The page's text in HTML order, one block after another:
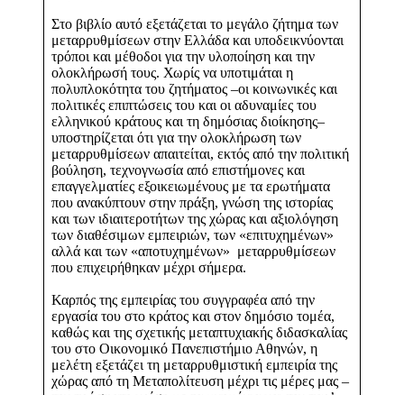
Στο βιβλίο αυτό εξετάζεται το μεγάλο ζήτημα των
μεταρρυθμίσεων στην Ελλάδα και υποδεικνύονται
τρόποι και μέθοδοι για την υλοποίηση και την
ολοκλήρωσή τους. Χωρίς να υποτιμάται η
πολυπλοκότητα του ζητήματος –οι κοινωνικές και
πολιτικές επιπτώσεις του και οι αδυναμίες του
ελληνικού κράτους και τη δημόσιας διοίκησης–
υποστηρίζεται ότι για την ολοκλήρωση των
μεταρρυθμίσεων απαιτείται, εκτός από την πολιτική
βούληση, τεχνογνωσία από επιστήμονες και
επαγγελματίες εξοικειωμένους με τα ερωτήματα
που ανακύπτουν στην πράξη, γνώση της ιστορίας
και των ιδιαιτεροτήτων της χώρας και αξιολόγηση
των διαθέσιμων εμπειριών, των «επιτυχημένων»
αλλά και των «αποτυχημένων» μεταρρυθμίσεων
που επιχειρήθηκαν μέχρι σήμερα.
Καρπός της εμπειρίας του συγγραφέα από την
εργασία του στο κράτος και στον δημόσιο τομέα,
καθώς και της σχετικής μεταπτυχιακής διδασκαλίας
του στο Οικονομικό Πανεπιστήμιο Αθηνών, η
μελέτη εξετάζει τη μεταρρυθμιστική εμπειρία της
χώρας από τη Μεταπολίτευση μέχρι τις μέρες μας –